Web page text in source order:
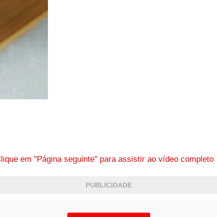
em "Página seguinte" para assistir ao vídeo completo
PUBLICIDADE